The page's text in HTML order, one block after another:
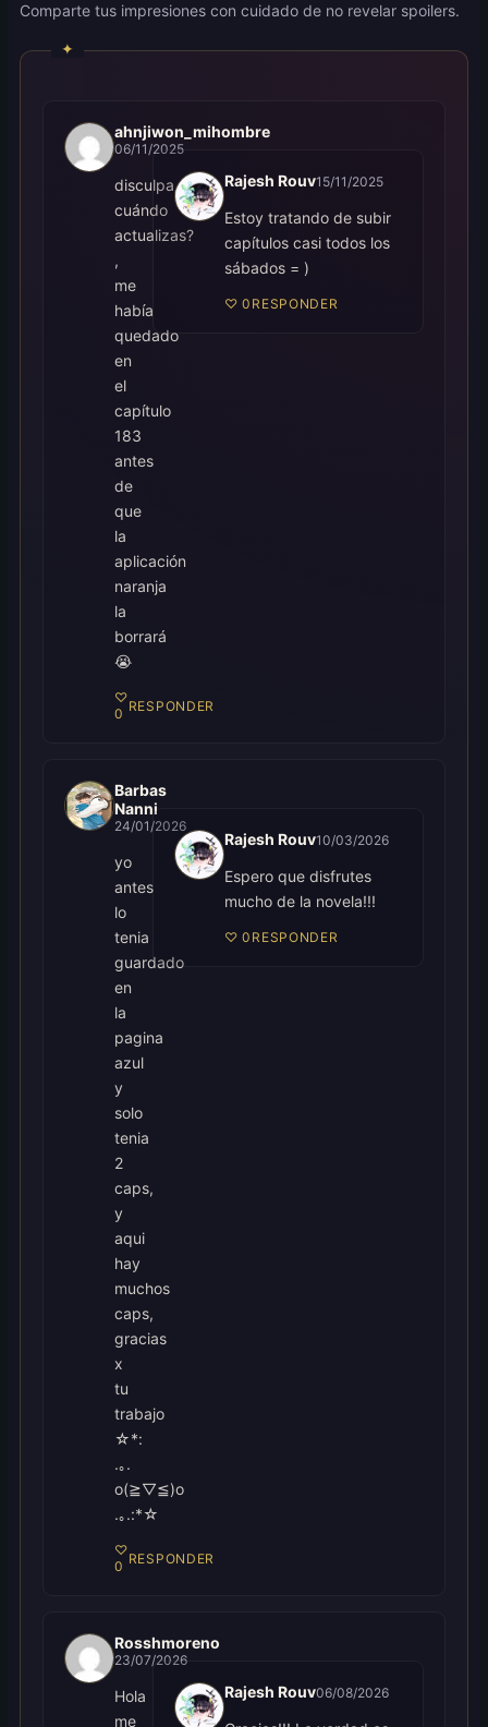
Comparte tus impresiones con cuidado de no revelar spoilers.
ahnjiwon_mihombre
06/11/2025
disculpa,
cuándo
actualizas?
,
me
había
quedado
en
el
capítulo
183
antes
de
que
la
aplicación
naranja
la
borrará
😭
♡
0 RESPONDER
Rajesh Rouv15/11/2025
Estoy tratando de subir
capítulos casi todos los
sábados = )
♡0 RESPONDER
Barbas
Nanni
24/01/2026
yo
antes
lo
tenia
guardado
en
la
pagina
azul
y
solo
tenia
2
caps,
y
aqui
hay
muchos
caps,
gracias
x
tu
trabajo
☆*:
.｡.
o(≧▽≦)o
.｡.:*☆
♡
0 RESPONDER
Rajesh Rouv10/03/2026
Espero que disfrutes
mucho de la novela!!!
♡0 RESPONDER
Rosshmoreno
23/07/2026
Hola
me
Rajesh Rouv06/08/2026